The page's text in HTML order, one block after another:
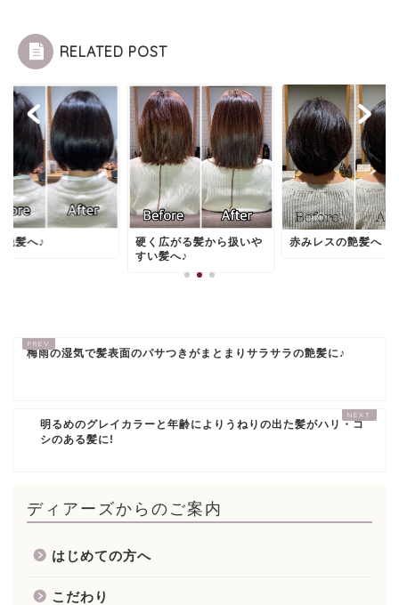
RELATED POST
艶髪へ♪
硬く広がる髪から扱いや
すい髪へ♪
赤みレスの艶髪へ
梅雨の湿気で髪表面のパサつきがまとまりサラサラの艶髪に♪
明るめのグレイカラーと年齢によりうねりの出た髪がハリ・コ
シのある髪に!
ディアーズからのご案内
はじめての方へ
こだわり